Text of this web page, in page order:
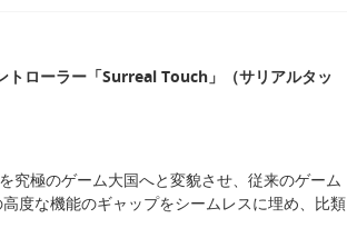
ローラー「Surreal Touch」（サリアルタッ
極のゲーム大国へと変貌させ、従来のゲーム
度な機能のギャップをシームレスに埋め、比類